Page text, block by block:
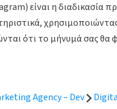
είναι η
ότι το μήνυμά σας
Agency – Dev